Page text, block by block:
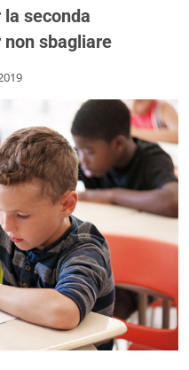
seconda
sbagliare